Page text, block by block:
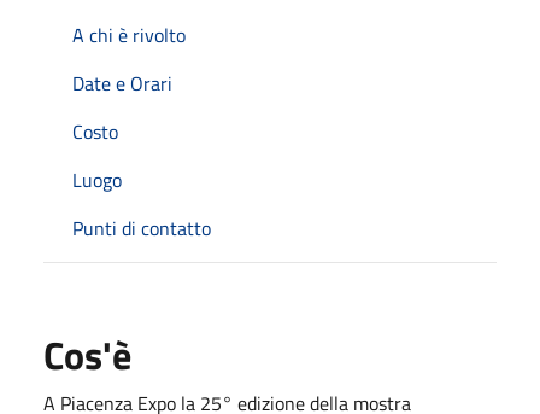
A chi è rivolto
Date e Orari
Costo
Luogo
Punti di contatto
Cos'è
A Piacenza Expo la 25° edizione della mostra